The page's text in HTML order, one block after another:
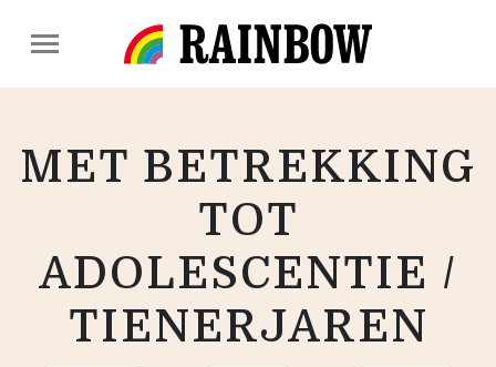
MET BETREKKING
TOT
ADOLESCENTIE /
TIENERJAREN